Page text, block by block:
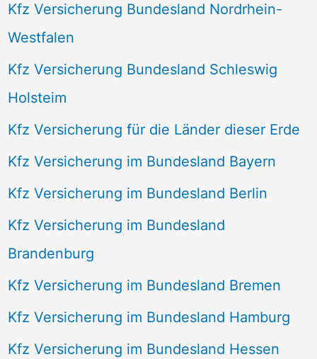
Kfz Versicherung Bundesland Nordrhein-
Westfalen
Kfz Versicherung Bundesland Schleswig
Holsteim
Kfz Versicherung für die Länder dieser Erde
Kfz Versicherung im Bundesland Bayern
Kfz Versicherung im Bundesland Berlin
Kfz Versicherung im Bundesland
Brandenburg
Kfz Versicherung im Bundesland Bremen
Kfz Versicherung im Bundesland Hamburg
Kfz Versicherung im Bundesland Hessen